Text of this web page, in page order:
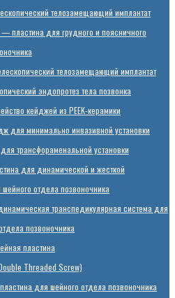
телозамещающий имплантат
пластина для грудного и поясничного
телозамещающий имплантат
эндопротез тела позвонка
кейджей из PEEK-керамики
для минимально инвазивной установки
трансфораменальной установки
для динамической и жесткой
отдела позвоночника
транспедикулярная система для
позвоночника
пластина
Threaded Screw)
для шейного отдела позвоночника